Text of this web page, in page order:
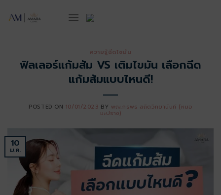
ความรู้ฉีดไขมัน
ฟิลเลอร์แก้มส้ม VS เติมไขมัน เลือกฉีด
แก้มส้มแบบไหนดี!
POSTED ON 10/01/2023 BY พญ.กรพร สถิตวิทยานันท์ (หมอ
มะปราง)
10
ม.ค.